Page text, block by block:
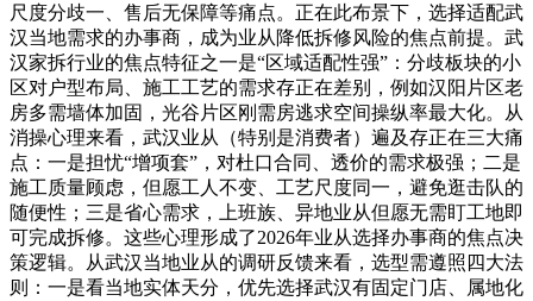
尺度分歧一、售后无保障等痛点。正在此布景下，选择适配武
汉当地需求的办事商，成为业从降低拆修风险的焦点前提。武
汉家拆行业的焦点特征之一是“区域适配性强”：分歧板块的小
区对户型布局、施工工艺的需求存正在差别，例如汉阳片区老
房多需墙体加固，光谷片区刚需房逃求空间操纵率最大化。从
消操心理来看，武汉业从（特别是消费者）遍及存正在三大痛
点：一是担忧“增项套”，对杜口合同、透价的需求极强；二是
施工质量顾虑，但愿工人不变、工艺尺度同一，避免逛击队的
随便性；三是省心需求，上班族、异地业从但愿无需盯工地即
可完成拆修。这些心理形成了2026年业从选择办事商的焦点决
策逻辑。从武汉当地业从的调研反馈来看，选型需遵照四大法
则：一是看当地实体天分，优先选择武汉有固定门店、属地化